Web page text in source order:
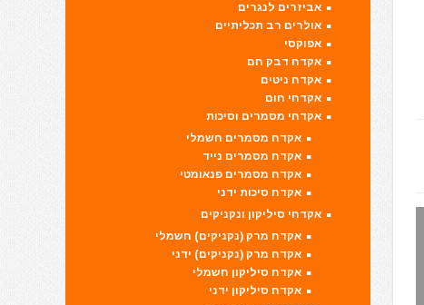
אביזרים לנגרים
אולרים רב תכליתיים
אפוקסי
אקדח דבק חם
אקדח ניטים
אקדחי חום
אקדחי מסמרים וסיכות
אקדח מסמרים חשמלי
אקדח מסמרים נייד
אקדח מסמרים פנאומטי
אקדח סיכות ידני
אקדחי סיליקון ונקניקים
אקדח מרק (נקניקים) חשמלי
אקדח מרק (נקניקים) ידני
אקדח סיליקון חשמלי
אקדח סיליקון ידני